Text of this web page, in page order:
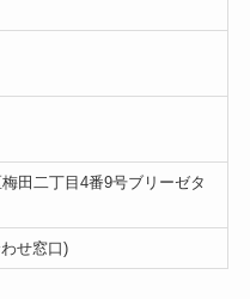
田二丁目4番9号ブリーゼタ
せ窓口)